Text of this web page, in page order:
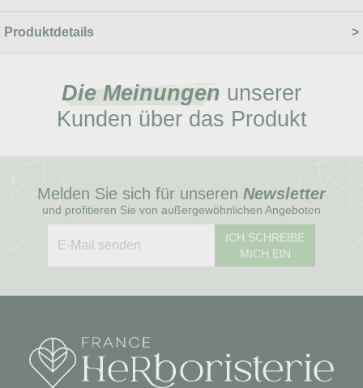
Produktdetails
Die Meinungen unserer
Kunden über das Produkt
Melden Sie sich für unseren Newsletter
und profitieren Sie von außergewöhnlichen Angeboten
ICH SCHREIBE
MICH EIN